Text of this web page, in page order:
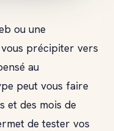
ou une
précipiter vers
au
peut vous faire
et des mois de
de tester vos